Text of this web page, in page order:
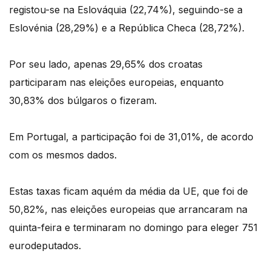
registou-se na Eslováquia (22,74%), seguindo-se a
Eslovénia (28,29%) e a República Checa (28,72%).
Por seu lado, apenas 29,65% dos croatas
participaram nas eleições europeias, enquanto
30,83% dos búlgaros o fizeram.
Em Portugal, a participação foi de 31,01%, de acordo
com os mesmos dados.
Estas taxas ficam aquém da média da UE, que foi de
50,82%, nas eleições europeias que arrancaram na
quinta-feira e terminaram no domingo para eleger 751
eurodeputados.